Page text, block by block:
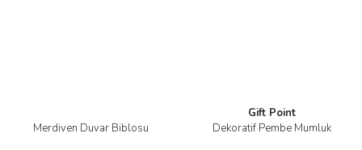
Merdiven Duvar Biblosu
Gift Point
Dekoratif Pembe Mumluk